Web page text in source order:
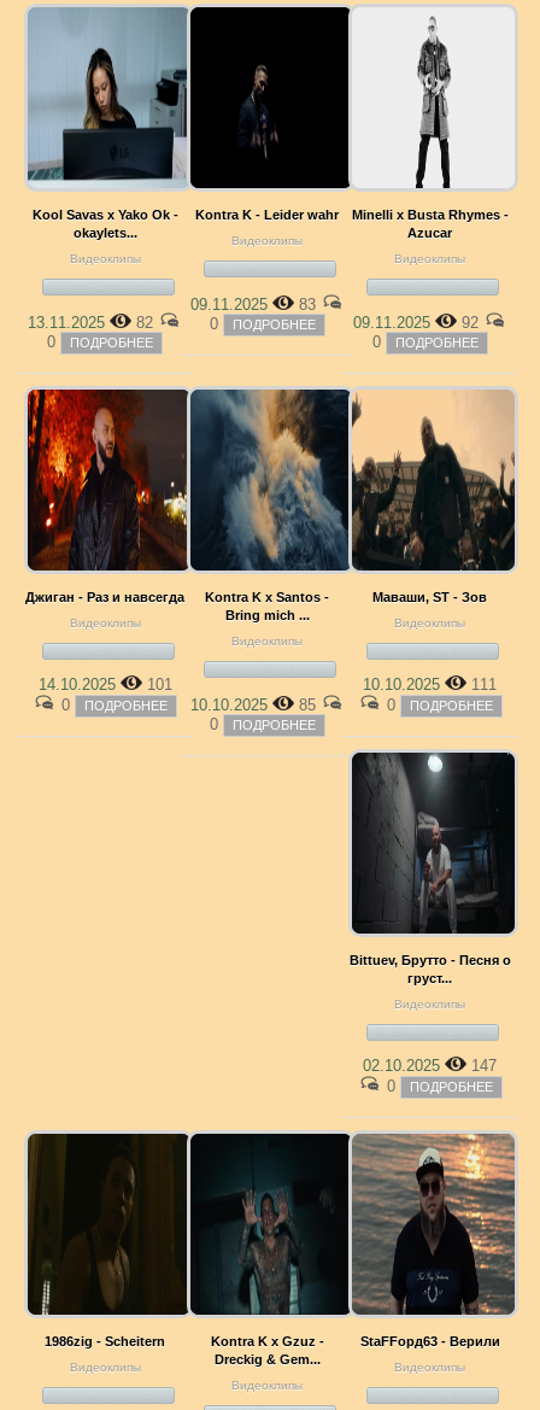
Kool Savas x Yako Ok -
okaylets...
Видеоклипы
13.11.2025
82
0
ПОДРОБНЕЕ
Kontra K - Leider wahr
Видеоклипы
09.11.2025
83
0
ПОДРОБНЕЕ
Minelli x Busta Rhymes -
Azucar
Видеоклипы
09.11.2025
92
0
ПОДРОБНЕЕ
Джиган - Раз и навсегда
Видеоклипы
14.10.2025
101
0
ПОДРОБНЕЕ
Kontra K x Santos -
Bring mich ...
Видеоклипы
10.10.2025
85
0
ПОДРОБНЕЕ
Маваши, ST - Зов
Видеоклипы
10.10.2025
111
0
ПОДРОБНЕЕ
Bittuev, Брутто - Песня о
груст...
Видеоклипы
02.10.2025
147
0
ПОДРОБНЕЕ
1986zig - Scheitern
Видеоклипы
Kontra K x Gzuz -
Dreckig & Gem...
Видеоклипы
StaFFорд63 - Верили
Видеоклипы